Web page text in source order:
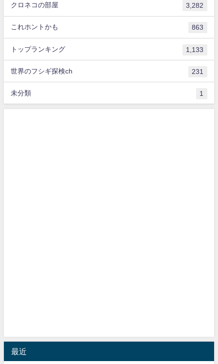
クロネコの部屋 3,282
これホントかも 863
トップランキング 1,133
世界のフシギ探検ch 231
未分類 1
最近